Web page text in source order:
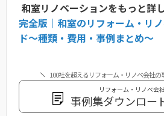
和室リノベーションをもっと詳し
完全版｜和室のリフォーム・リ
ド〜種類・費用・事例まとめ〜
100社を超えるリフォーム・リノベ会社の
リフォーム・リノベ会
事例集ダウンロー